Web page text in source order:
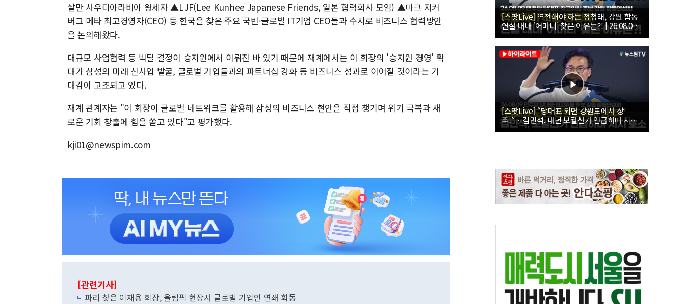
살만 사우디아라비아 왕세자 ▲LJF(Lee Kunhee Japanese Friends, 일본 협력회사 모임) ▲마크 저커
버그 메타 최고경영자(CEO) 등 한국을 찾은 주요 국빈·글로벌 IT기업 CEO들과 수시로 비즈니스 협력방안
을 논의해왔다.
대규모 사업협력 등 빅딜 결정이 승지원에서 이뤄진 바 있기 때문에 재계에서는 이 회장의 '승지원 경영' 확
대가 삼성의 미래 신사업 발굴, 글로벌 기업들과의 파트너십 강화 등 비즈니스 성과로 이어질 것이라는 기
대감이 고조되고 있다.
재계 관계자는 "이 회장이 글로벌 네트워크를 활용해 삼성의 비즈니스 현안을 직접 챙기며 위기 극복과 새
로운 기회 창출에 힘을 쏟고 있다"고 평가했다.
kji01@newspim.com
[관련기사]
파리 찾은 이재용 회장, 올림픽 현장서 글로벌 기업인 연쇄 회동
[스팟Live] 역전해야 하는 정청래, 강원 합동
연설 내내 ‘어머니’ 찾은 이유는?! | 26.08.09
더불어민주당 당대표·최고위원 후보 강원 합
동연설회
[스팟Live] “당대표 되면 강원도에서 상
주!”…김민석, 내년 보궐선거 언급하며 지지
호소 | 26.08.09 더불어민주당 당대표·최고위